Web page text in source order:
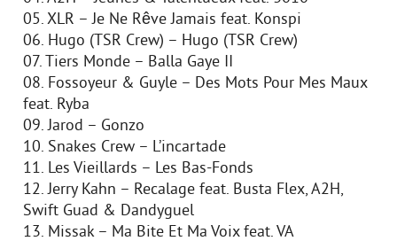
05. XLR – Je Ne Rêve Jamais feat. Konspi
06. Hugo (TSR Crew) – Hugo (TSR Crew)
07. Tiers Monde – Balla Gaye II
08. Fossoyeur & Guyle – Des Mots Pour Mes Maux
feat. Ryba
09. Jarod – Gonzo
10. Snakes Crew – L’incartade
11. Les Vieillards – Les Bas-Fonds
12. Jerry Kahn – Recalage feat. Busta Flex, A2H,
Swift Guad & Dandyguel
13. Missak – Ma Bite Et Ma Voix feat. VA